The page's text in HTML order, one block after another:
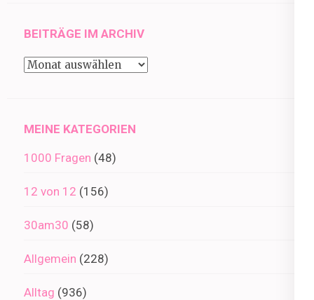
BEITRÄGE IM ARCHIV
Beiträge
MEINE KATEGORIEN
1000 Fragen (48)
12 von 12 (156)
30am30 (58)
Allgemein (228)
Alltag (936)